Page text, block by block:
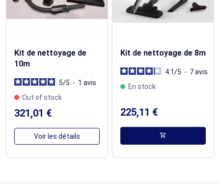
Kit de nettoyage de
10m
5/5 - 1 avis
Out of stock
321,01 €
Voir les détails
Kit de nettoyage de 8m
4.1/5 - 7avis
En stock
225,11 €
shopping_cart